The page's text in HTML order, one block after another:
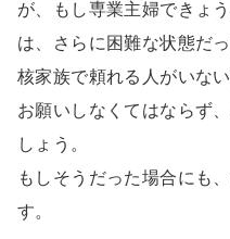
が、もし専業主婦できょ
は、さらに困難な状態だ
核家族で頼れる人がいな
お願いしなくてはならず
しょう。
もしそうだった場合にも
す。